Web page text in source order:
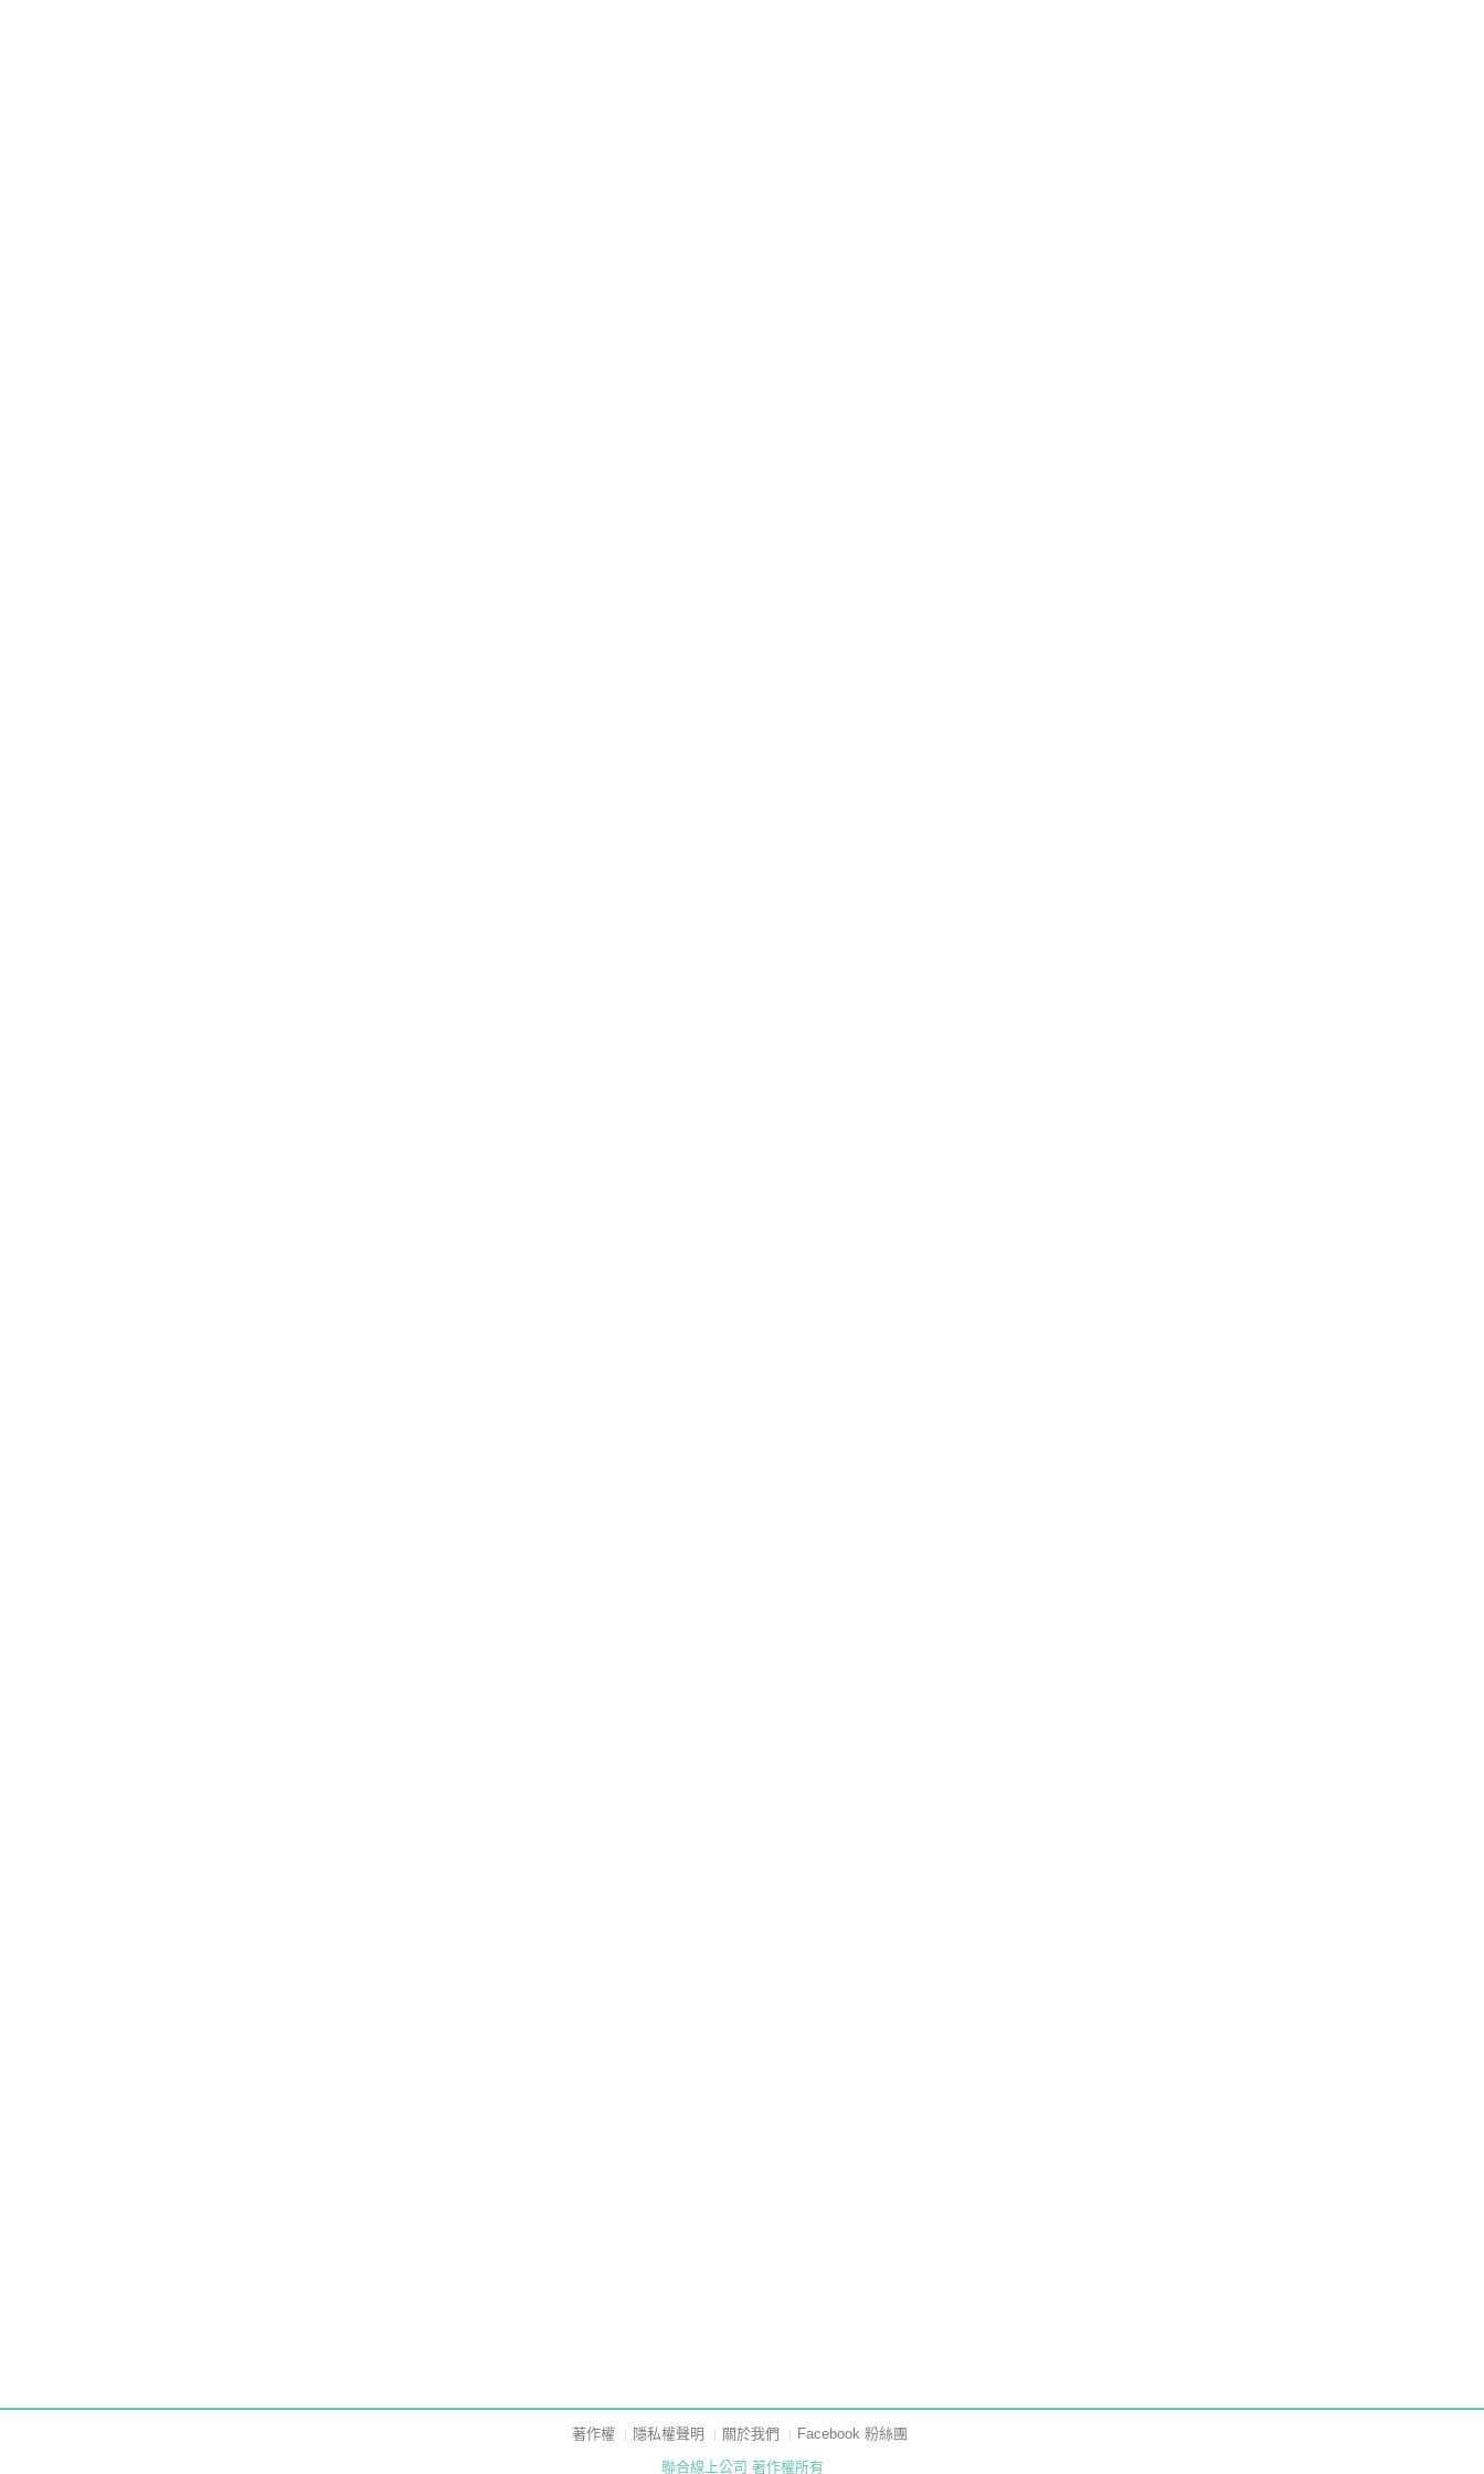
著作權 隱私權聲明 關於我們
Facebook 粉絲團
聯合線上公司 著作權所有